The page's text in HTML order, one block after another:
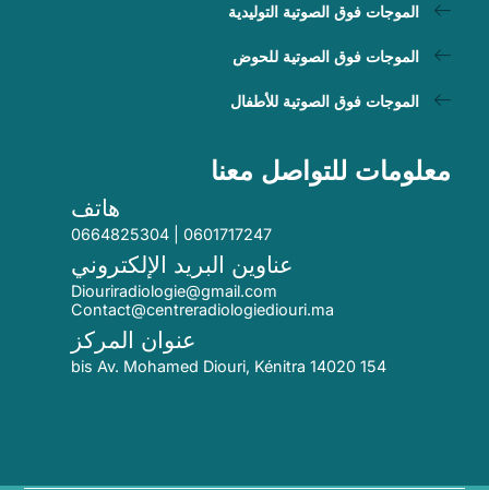
الموجات فوق الصوتية التوليدية
الموجات فوق الصوتية للحوض
الموجات فوق الصوتية للأطفال
معلومات للتواصل معنا
هاتف
0601717247 | 0664825304
عناوين البريد الإلكتروني
Diouriradiologie@gmail.com
Contact@centreradiologiediouri.ma
عنوان المركز
154 bis Av. Mohamed Diouri, Kénitra 14020